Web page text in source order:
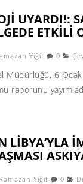
UYARDI!:
ETKILI
Yiğit 0
Müdürlüğü, 6
raporunu
LIBYA’YLA
Ramazan Yiğit 0